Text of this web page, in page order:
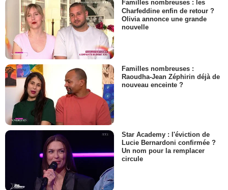
Familles nombreuses : les
Charfeddine enfin de retour ?
Olivia annonce une grande
nouvelle
Familles nombreuses :
Raoudha-Jean Zéphirin déjà de
nouveau enceinte ?
Star Academy : l'éviction de
Lucie Bernardoni confirmée ?
Un nom pour la remplacer
circule